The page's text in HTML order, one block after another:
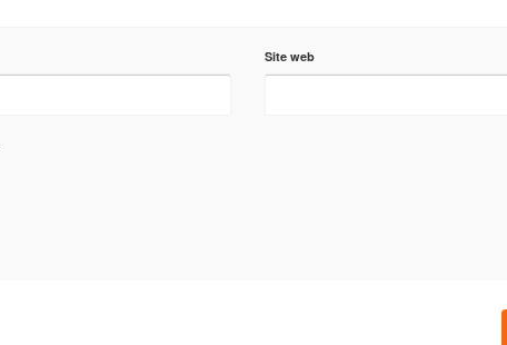
Site web